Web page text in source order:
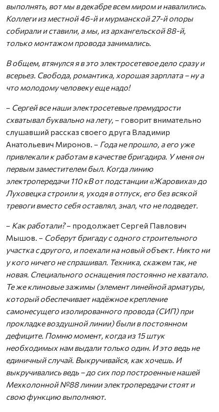
выполнять, вот мы в декабре всем миром и навалились.
Коллеги из местной 46-й и мурманской 27-й опоры
собирали и ставили, а мы, из архангельской 88-й,
только монтажом провода занимались.
В общем, втянулся я в это электросетевое дело сразу и
всерьез. Свобода, романтика, хорошая зарплата – ну а
что молодому человеку еще надо!
– Сергей все наши электросетевые премудрости
схватывал буквально на лету, – говорит внимательно
слушавший рассказ своего друга Владимир
Анатольевич Миронов. – Года не прошло, а его уже
привлекали к работам в качестве бригадира. У меня он
первым заместителем был. Когда линию
электропередачи 110 кВ от подстанции «Жаровиха» до
Луховецка строили я, уходя в отпуск, его без всякой
тревоги вместо себя оставлял, знал, что не подведет.
– Как работали?– продолжает Сергей Павлович
Мышов. – Соберут бригаду с одного строительного
участка с другого, и поехали на новый объект. Никто ни
у кого ничего не спрашивал. Техника, скажем так, не
новая. Специального оснащения постоянно не хватало.
Те же клиновые зажимы (элемент линейной арматуры,
который обеспечивает надёжное крепление
самонесущего изолированного провода (СИП) при
прокладке воздушной линии) были в постоянном
дефиците. Помню момент, когда из 15 штук
необходимых нам выдали только один. И это ведь не
единичный случай. Выкручивайся, как хочешь. И
выкручивались ведь – до сих пор построенные нашей
Мехколонной №88 линии электропередачи стоят и
свою функцию выполняют.